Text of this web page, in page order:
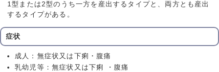
1型または2型のうち一方を産出するタイプと、両方とも産出
するタイプがある。
症状
成人：無症状又は下痢・腹痛
乳幼児等：無症状又は下痢 ・腹痛